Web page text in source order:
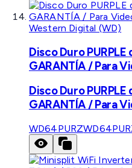
Western Digital (WD)
Disco Duro PURPLE
GARANTÍA / Para
Disco Duro PURPLE
GARANTÍA / Para
WD64PURZ